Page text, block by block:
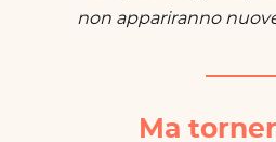
non appariranno
Ma